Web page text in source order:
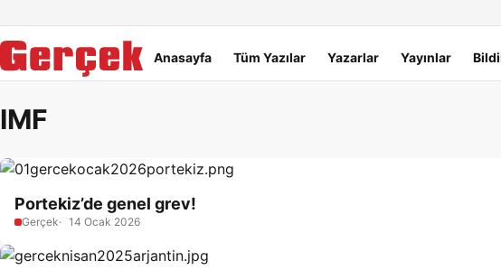
Ana menü
Anasayfa Tüm Yazılar Yazarlar Yayınlar
IMF
Portekiz’de genel grev!
Gerçek 14 Ocak 2026